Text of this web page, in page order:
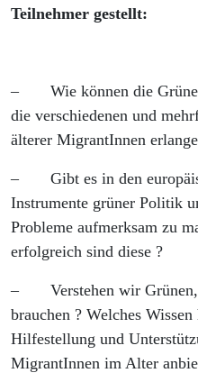
Teilnehmer gestellt:
– Wie können die Grünen
die verschiedenen und
älterer MigrantInnen
– Gibt es in den
Instrumente grüner Politik
Probleme aufmerksam zu
erfolgreich sind diese ?
– Verstehen wir Grünen,
brauchen ? Welches
Hilfestellung und
MigrantInnen im Alter